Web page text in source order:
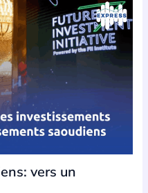
vers un